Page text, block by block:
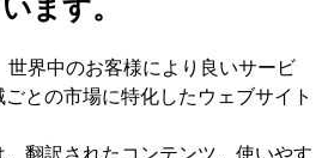
ます。
世界中のお客様により良いサービ
との市場に特化したウェブサイト
翻訳されたコンテンツ、使いやす